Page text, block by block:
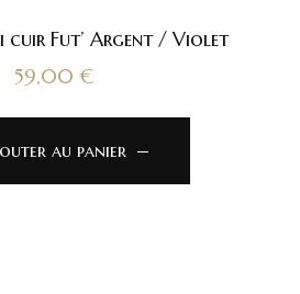
cuir Fut’ Argent / Violet
59,00 €
au panier